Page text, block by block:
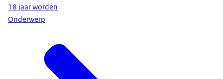
18 jaar worden
Onderwerp